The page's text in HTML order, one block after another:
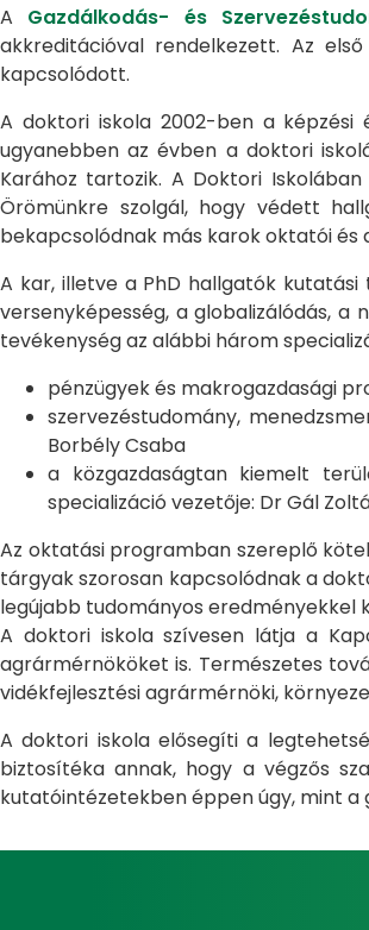
A Gazdálkodás- és
akkreditációval rendelkezett. Az
kapcsolódott.
A doktori iskola 2002-ben a képzési
ugyanebben az évben a doktori
Karához tartozik. A Doktori
Örömünkre szolgál, hogy védett
bekapcsolódnak más karok oktatói és
A kar, illetve a PhD hallgatók
versenyképesség, a globalizálódás,
tevékenység az alábbi három
pénzügyek és makrogazdasági
szervezéstudomány,
Borbély Csaba
a közgazdaságtan kiemelt
specializáció vezetője: Dr Gál
Az oktatási programban szereplő
tárgyak szorosan kapcsolódnak a
legújabb tudományos eredményekkel
A doktori iskola szívesen látja a
agrármérnököket is. Természetes
vidékfejlesztési agrármérnöki,
A doktori iskola elősegíti a
biztosítéka annak, hogy a végzős
kutatóintézetekben éppen úgy, mint a